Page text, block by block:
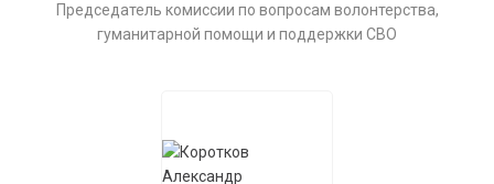
Председатель комиссии по вопросам волонтерства,
гуманитарной помощи и поддержки СВО